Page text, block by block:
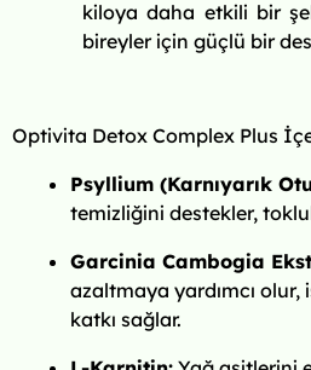
kiloya daha etkili bir
bireyler için güçlü bir
Optivita Detox Complex Plus
Psyllium (Karnıyarık
temizliğini destekler,
Garcinia Cambogia
azaltmaya yardımcı olur,
katkı sağlar.